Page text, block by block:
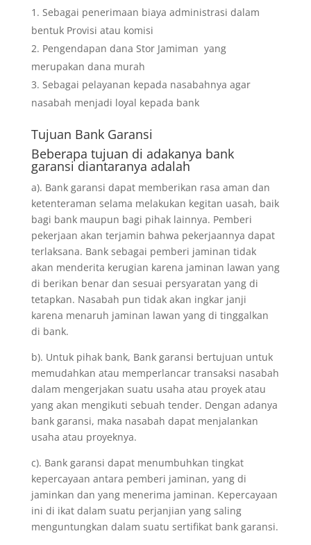
Sebagai penerimaan biaya administrasi dalam
bentuk Provisi atau komisi
Pengendapan dana Stor Jamiman yang
merupakan dana murah
Sebagai pelayanan kepada nasabahnya agar
nasabah menjadi loyal kepada bank
Tujuan Bank Garansi
Beberapa tujuan di adakanya bank
garansi diantaranya adalah
a). Bank garansi dapat memberikan rasa aman dan
ketenteraman selama melakukan kegitan uasah, baik
bagi bank maupun bagi pihak lainnya. Pemberi
pekerjaan akan terjamin bahwa pekerjaannya dapat
terlaksana. Bank sebagai pemberi jaminan tidak
akan menderita kerugian karena jaminan lawan yang
di berikan benar dan sesuai persyaratan yang di
tetapkan. Nasabah pun tidak akan ingkar janji
karena menaruh jaminan lawan yang di tinggalkan
di bank.
b). Untuk pihak bank, Bank garansi bertujuan untuk
memudahkan atau memperlancar transaksi nasabah
dalam mengerjakan suatu usaha atau proyek atau
yang akan mengikuti sebuah tender. Dengan adanya
bank garansi, maka nasabah dapat menjalankan
usaha atau proyeknya.
c). Bank garansi dapat menumbuhkan tingkat
kepercayaan antara pemberi jaminan, yang di
jaminkan dan yang menerima jaminan. Kepercayaan
ini di ikat dalam suatu perjanjian yang saling
menguntungkan dalam suatu sertifikat bank garansi.